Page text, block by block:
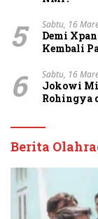
5 Sabtu, 16
Demi
Kembali
6 Sabtu, 16
Jokowi
Rohingya
Berita